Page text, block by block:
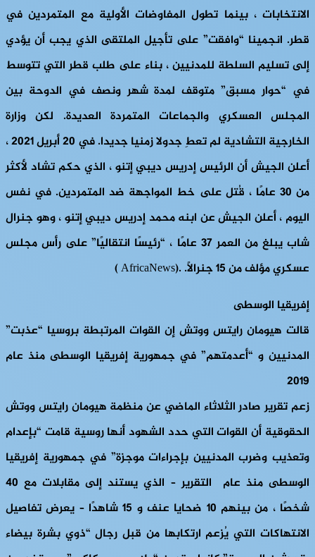
الانتخابات ، بينما تطول المفاوضات الأولية مع المتمردين في
قطر. انجمينا “وافقت” على تأجيل الملتقى الذي يجب أن يؤدي
إلى تسليم السلطة للمدنيين ، بناء على طلب قطر التي تتوسط
في “حوار مسبق” متوقف لمدة شهر ونصف في الدوحة بين
المجلس العسكري والجماعات المتمردة العديدة. لكن وزارة
الخارجية التشادية لم تعطِ جدولا زمنيا جديدا. في 20 أبريل 2021 ،
أعلن الجيش أن الرئيس إدريس ديبي إتنو ، الذي حكم تشاد لأكثر
من 30 عامًا ، قُتل على خط المواجهة ضد المتمردين. في نفس
اليوم ، أعلن الجيش عن ابنه محمد إدريس ديبي إتنو ، وهو جنرال
شاب يبلغ من العمر 37 عامًا ، “رئيسًا انتقاليًا” على رأس مجلس
عسكري مؤلف من 15 جنرالًا. .(AfricaNews )
إفريقيا الوسطى
قالت هيومان رايتس ووتش إن القوات المرتبطة بروسيا “عذبت”
المدنيين و “أعدمتهم” في جمهورية إفريقيا الوسطى منذ عام
2019
زعم تقرير صادر الثلاثاء الماضي عن منظمة هيومان رايتس ووتش
الحقوقية أن القوات التي حدد الشهود أنها روسية قامت “بإعدام
وتعذيب وضرب المدنيين بإجراءات موجزة” في جمهورية إفريقيا
الوسطى منذ عام التقرير – الذي يستند إلى مقابلات مع 40
شخصًا ، من بينهم 10 ضحايا عنف و 15 شاهدًا – يعرض تفاصيل
الانتهاكات التي يُزعم ارتكابها من قبل رجال “ذوي بشرة بيضاء